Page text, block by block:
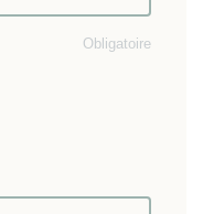
Obligatoire